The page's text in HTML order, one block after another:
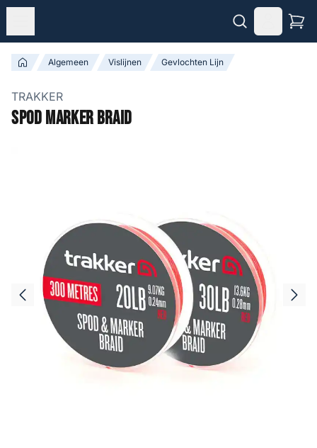
Algemeen Vislijnen Gevlochten Lijn
TRAKKER
Spod Marker Braid